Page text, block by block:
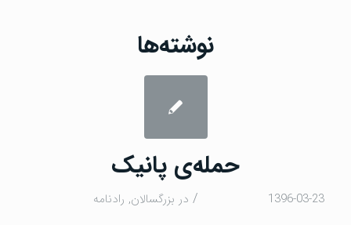
نوشته‌ها
حمله‌ی پانیک
1396-03-23
/ در بزرگسالان, رادنامه